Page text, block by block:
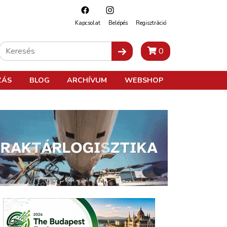
Kapcsolat Belépés Regisztráció
0
BLOG ARCHÍVUM WEBSHOP